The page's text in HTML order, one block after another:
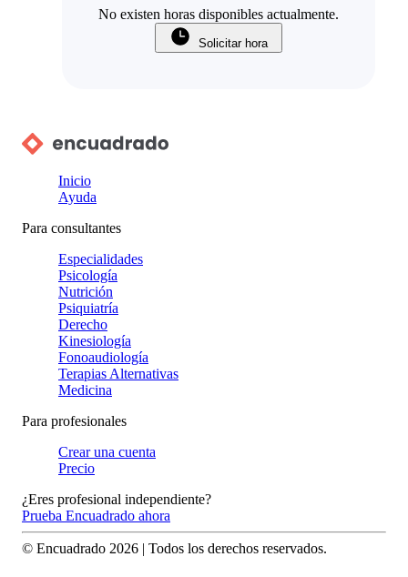
No existen horas disponibles actualmente.
Solicitar hora
Inicio
Ayuda
Para consultantes
Especialidades
Psicología
Nutrición
Psiquiatría
Derecho
Kinesiología
Fonoaudiología
Terapias Alternativas
Medicina
Para profesionales
Crear una cuenta
Precio
¿Eres profesional independiente?
Prueba Encuadrado ahora
© Encuadrado 2026 | Todos los derechos reservados.